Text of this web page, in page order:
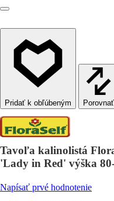
Porovnať
Tavoľa kalinolistá
'Lady in Red' výška
Napísať prvé hodnotenie